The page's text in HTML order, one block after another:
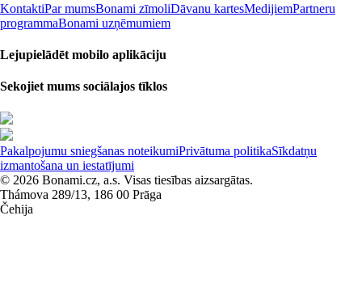
KontaktiPar mumsBonami zīmoliDāvanu kartesMedijiemPartneru
programmaBonami uzņēmumiem
Lejupielādēt mobilo aplikāciju
Sekojiet mums sociālajos tīklos
Pakalpojumu sniegšanas noteikumiPrivātuma politikaSīkdatņu
izmantošana un iestatījumi
© 2026 Bonami.cz, a.s. Visas tiesības aizsargātas.
Thámova 289/13, 186 00 Prāga
Čehija